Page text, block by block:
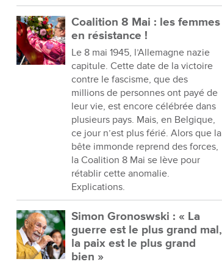
Coalition 8 Mai : les femmes
en résistance !
Le 8 mai 1945, l’Allemagne nazie
capitule. Cette date de la victoire
contre le fascisme, que des
millions de personnes ont payé de
leur vie, est encore célébrée dans
plusieurs pays. Mais, en Belgique,
ce jour n’est plus férié. Alors que la
bête immonde reprend des forces,
la Coalition 8 Mai se lève pour
rétablir cette anomalie.
Explications.
Simon Gronoswski : « La
guerre est le plus grand mal,
la paix est le plus grand
bien »